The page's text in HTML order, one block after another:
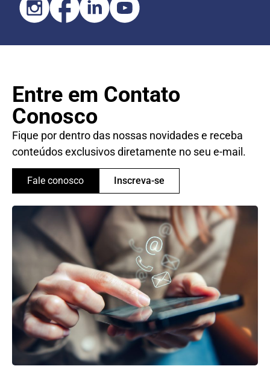
Entre em Contato
Conosco
Fique por dentro das nossas novidades e receba
conteúdos exclusivos diretamente no seu e-mail.
Fale conosco Inscreva-se